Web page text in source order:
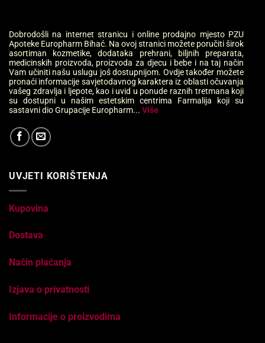
Dobrodošli na internet stranicu i online prodajno mjesto PZU
Apoteke Europharm Bihać. Na ovoj stranici možete poručiti širok
asortiman kozmetike, dodataka prehrani, biljnih preparata,
medicinskih proizvoda, proizvoda za djecu i bebe i na taj način
Vam učiniti našu uslugu još dostupnijom. Ovdje također možete
pronaći informacije savjetodavnog karaktera iz oblasti očuvanja
vašeg zdravlja i ljepote, kao i uvid u ponude raznih tretmana koji
su dostupni u našim estetskim centrima Farmalija koji su
sastavni dio Grupacije Europharm... Više
UVJETI KORIŠTENJA
Kupovina
Dostava
Način plaćanja
Izjava o privatnosti
Informacije o proizvodima